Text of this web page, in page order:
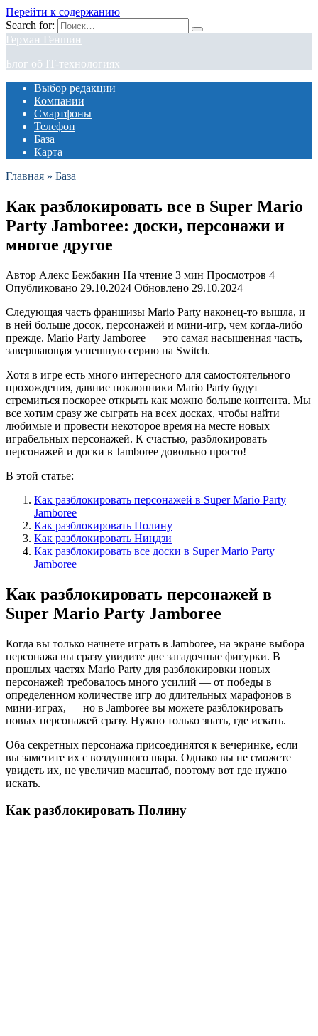
Перейти к содержанию
Search for:
Герман Геншин
Блог об IT-технологиях
Выбор редакции
Компании
Смартфоны
Телефон
База
Карта
Главная » База
Как разблокировать все в Super Mario
Party Jamboree: доски, персонажи и
многое другое
Автор Алекс Бежбакин На чтение 3 мин Просмотров 4
Опубликовано 29.10.2024 Обновлено 29.10.2024
Следующая часть франшизы Mario Party наконец-то вышла, и
в ней больше досок, персонажей и мини-игр, чем когда-либо
прежде. Mario Party Jamboree — это самая насыщенная часть,
завершающая успешную серию на Switch.
Хотя в игре есть много интересного для самостоятельного
прохождения, давние поклонники Mario Party будут
стремиться поскорее открыть как можно больше контента. Мы
все хотим сразу же сыграть на всех досках, чтобы найти
любимые и провести некоторое время на месте новых
играбельных персонажей. К счастью, разблокировать
персонажей и доски в Jamboree довольно просто!
В этой статье:
Как разблокировать персонажей в Super Mario Party
Jamboree
Как разблокировать Полину
Как разблокировать Ниндзи
Как разблокировать все доски в Super Mario Party
Jamboree
Как разблокировать персонажей в
Super Mario Party Jamboree
Когда вы только начнете играть в Jamboree, на экране выбора
персонажа вы сразу увидите две загадочные фигурки. В
прошлых частях Mario Party для разблокировки новых
персонажей требовалось много усилий — от победы в
определенном количестве игр до длительных марафонов в
мини-играх, — но в Jamboree вы можете разблокировать
новых персонажей сразу. Нужно только знать, где искать.
Оба секретных персонажа присоединятся к вечеринке, если
вы заметите их с воздушного шара. Однако вы не сможете
увидеть их, не увеличив масштаб, поэтому вот где нужно
искать.
Как разблокировать Полину